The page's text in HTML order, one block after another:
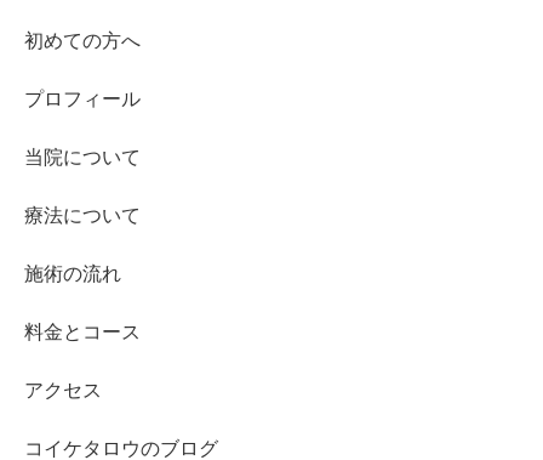
初めての方へ
プロフィール
当院について
療法について
施術の流れ
料金とコース
アクセス
コイケタロウのブログ